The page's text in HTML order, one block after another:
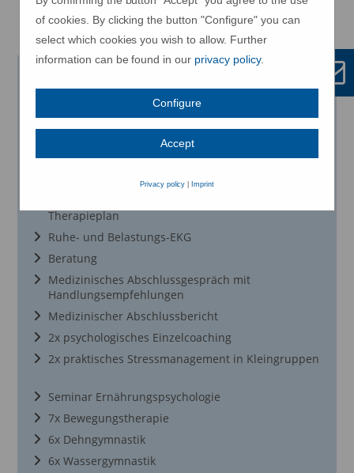
Ankommen und Wohlfühlen, den Alltagsstress
Doppelzimmer Komfort inklusive Vollpension
Therapieplan
Ruhe- und Belastungs-EKG
Beratung
Medizinisches Abschlussgespräch mit
Handlungsempfehlungen
Medizinischer Abschlussbericht
2x psychologisches Einzelcoaching
2x praktisches Stressmanagement in Kleingruppen
Seminar Ernährungspsychologie
7x Bewegungstherapie
6x Dehngymnastik
6x Wassergymnastik
of cookies. By clicking the button "Configure" you can
select which cookies you wish to allow. Further
information can be found in our privacy policy.
Configure
Accept
Privacy policy Imprint